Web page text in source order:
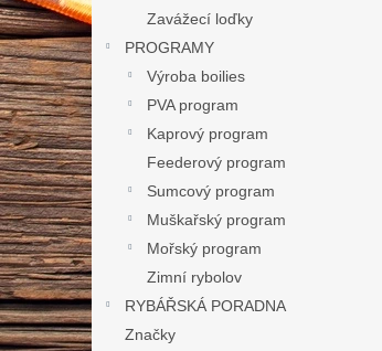
Zavážecí loďky
PROGRAMY
Výroba boilies
PVA program
Kaprový program
Feederový program
Sumcový program
Muškařský program
Mořský program
Zimní rybolov
RYBÁŘSKÁ PORADNA
Značky